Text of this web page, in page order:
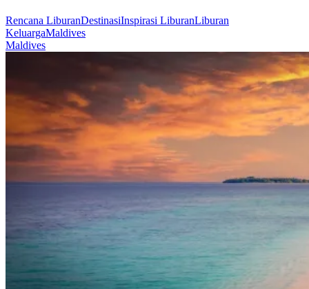
Rencana LiburanDestinasiInspirasi LiburanLiburan
KeluargaMaldives
Maldives